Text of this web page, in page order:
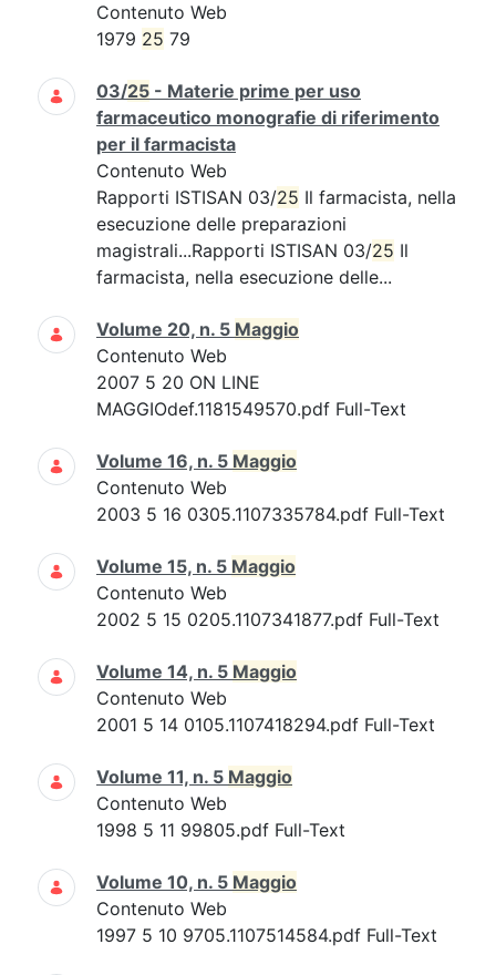
Contenuto Web
1979 25 79
03/25 - Materie prime per uso
farmaceutico monografie di riferimento
per il farmacista
Contenuto Web
Rapporti ISTISAN 03/25 Il farmacista, nella
esecuzione delle preparazioni
magistrali...Rapporti ISTISAN 03/25 Il
farmacista, nella esecuzione delle...
Volume 20, n. 5 Maggio
Contenuto Web
2007 5 20 ON LINE
MAGGIOdef.1181549570.pdf Full-Text
Volume 16, n. 5 Maggio
Contenuto Web
2003 5 16 0305.1107335784.pdf Full-Text
Volume 15, n. 5 Maggio
Contenuto Web
2002 5 15 0205.1107341877.pdf Full-Text
Volume 14, n. 5 Maggio
Contenuto Web
2001 5 14 0105.1107418294.pdf Full-Text
Volume 11, n. 5 Maggio
Contenuto Web
1998 5 11 99805.pdf Full-Text
Volume 10, n. 5 Maggio
Contenuto Web
1997 5 10 9705.1107514584.pdf Full-Text